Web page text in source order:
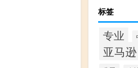
标签
专业
亚马逊